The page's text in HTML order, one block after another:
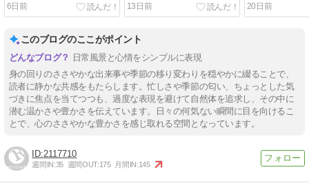
6日前
13日前
20日前
このブログのここがポイント
日常風景と心情をシンプルに表現
身の回りのささやかな出来事や季節の移り変わりを穏やかに綴ることで、
読者に静かな共感をもたらします。忙しさや季節の匂い、ちょっとした気
づきに焦点を当てつつも、過度な表現を避けて自然体を追求し、その中に
潜む温かさや豊かさを伝えています。日々の何気ない瞬間に目を向けるこ
とで、心のささやかな豊かさを感じ取れる空間となっています。
2117710
週間IN:35 週間OUT:175 月間IN:145